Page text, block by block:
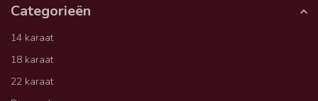
Categorieën
14 karaat
18 karaat
22 karaat